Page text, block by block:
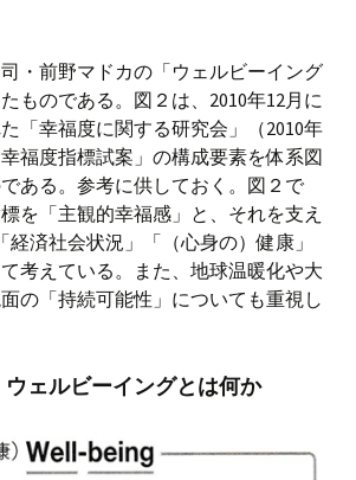
・前野マドカの「ウェルビーイング
ものである。図２は、2010年12月に
「幸福度に関する研究会」（2010年
福度指標試案」の構成要素を体系図
ある。参考に供しておく。図２で
を「主観的幸福感」と、それを支え
経済社会状況」「（心身の）健康」
て考えている。また、地球温暖化や大
の「持続可能性」についても重視し
ェルビーイングとは何か